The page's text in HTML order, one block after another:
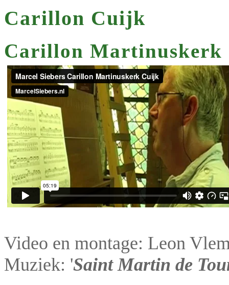
Carillon Cuijk
Carillon
Video en montage: Leon
Muziek: 'Saint Martin de